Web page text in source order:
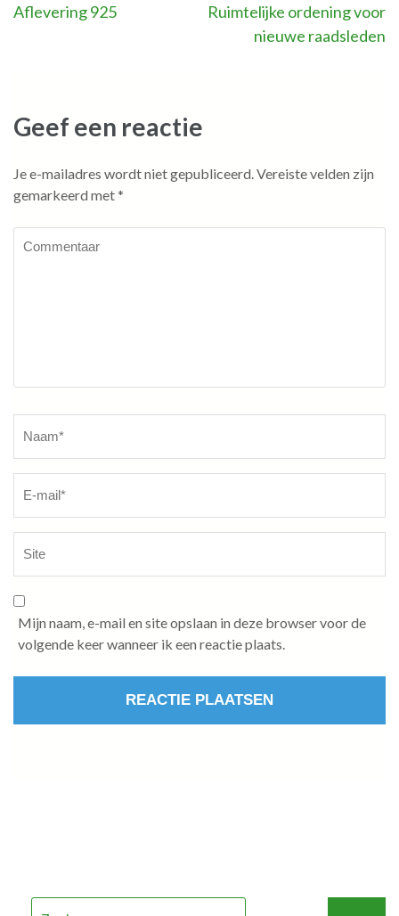
Bericht
Aflevering 925
Ruimtelijke ordening voor
nieuwe raadsleden
Geef een reactie
Je e-mailadres wordt niet gepubliceerd. Vereiste velden zijn
gemarkeerd met*
Mijn naam, e-mail en site opslaan in deze browser voor de
volgende keer wanneer ik een reactie plaats.